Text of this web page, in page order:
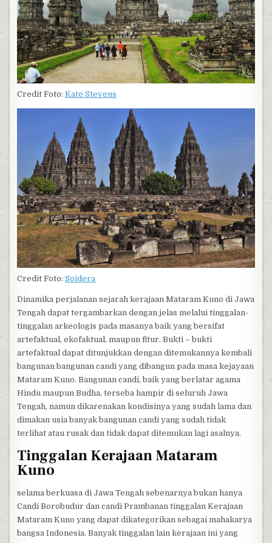
Credit Foto:Kate Stevens
Credit Foto:Soidera
Dinamika perjalanan sejarah kerajaan Mataram Kuno di Jawa
Tengah dapat tergambarkan dengan jelas melalui tinggalan-
tinggalan arkeologis pada masanya baik yang bersifat
artefaktual, ekofaktual, maupun fitur. Bukti – bukti
artefaktual dapat ditunjukkan dengan ditemukannya kembali
bangunan bangunan candi yang dibangun pada masa kejayaan
Mataram Kuno. Bangunan candi, baik yang berlatar agama
Hindu maupun Budha, terseba hampir di seluruh Jawa
Tengah, namun dikarenakan kondisinya yang sudah lama dan
dimakan usia banyak bangunan candi yang sudah tidak
terlihat atau rusak dan tidak dapat ditemukan lagi asalnya.
Tinggalan Kerajaan Mataram
Kuno
selama berkuasa di Jawa Tengah sebenarnya bukan hanya
Candi Borobudur dan candi Prambanan tinggalan Kerajaan
Mataram Kuno yang dapat dikategorikan sebagai mahakarya
bangsa Indonesia. Banyak tinggalan lain kerajaan ini yang